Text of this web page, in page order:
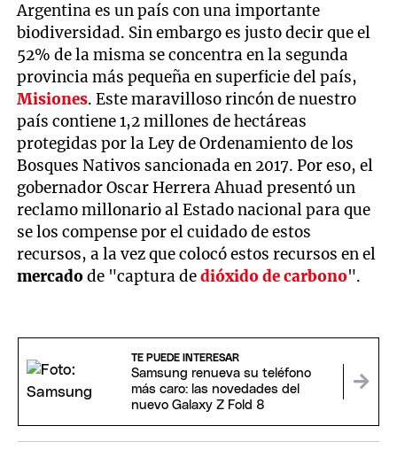
Argentina es un país con una importante
biodiversidad. Sin embargo es justo decir que el
52% de la misma se concentra en la segunda
provincia más pequeña en superficie del país,
Misiones. Este maravilloso rincón de nuestro
país contiene 1,2 millones de hectáreas
protegidas por la Ley de Ordenamiento de los
Bosques Nativos sancionada en 2017. Por eso, el
gobernador Oscar Herrera Ahuad presentó un
reclamo millonario al Estado nacional para que
se los compense por el cuidado de estos
recursos, a la vez que colocó estos recursos en el
mercadode "captura dedióxido de carbono".
TE PUEDE INTERESAR
Samsung renueva su teléfono
más caro: las novedades del
nuevo Galaxy Z Fold 8